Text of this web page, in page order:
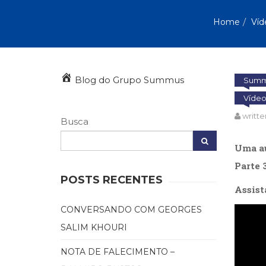
Culinária, Alimentação (14)
Literatura Erótica (11)
PNL (Programação Neurolingüística) (41)
Publicidade, Propaganda e Marketing (33)
Relações Públicas e Comunicação
Sem categoria (0)
Vida Prática (32)
Home
Vídeo
Uma
Parte
Blog do Grupo Summus
Busca
POSTS RECENTES
CONVERSANDO COM GEORGES
SALIM KHOURI
NOTA DE FALECIMENTO –